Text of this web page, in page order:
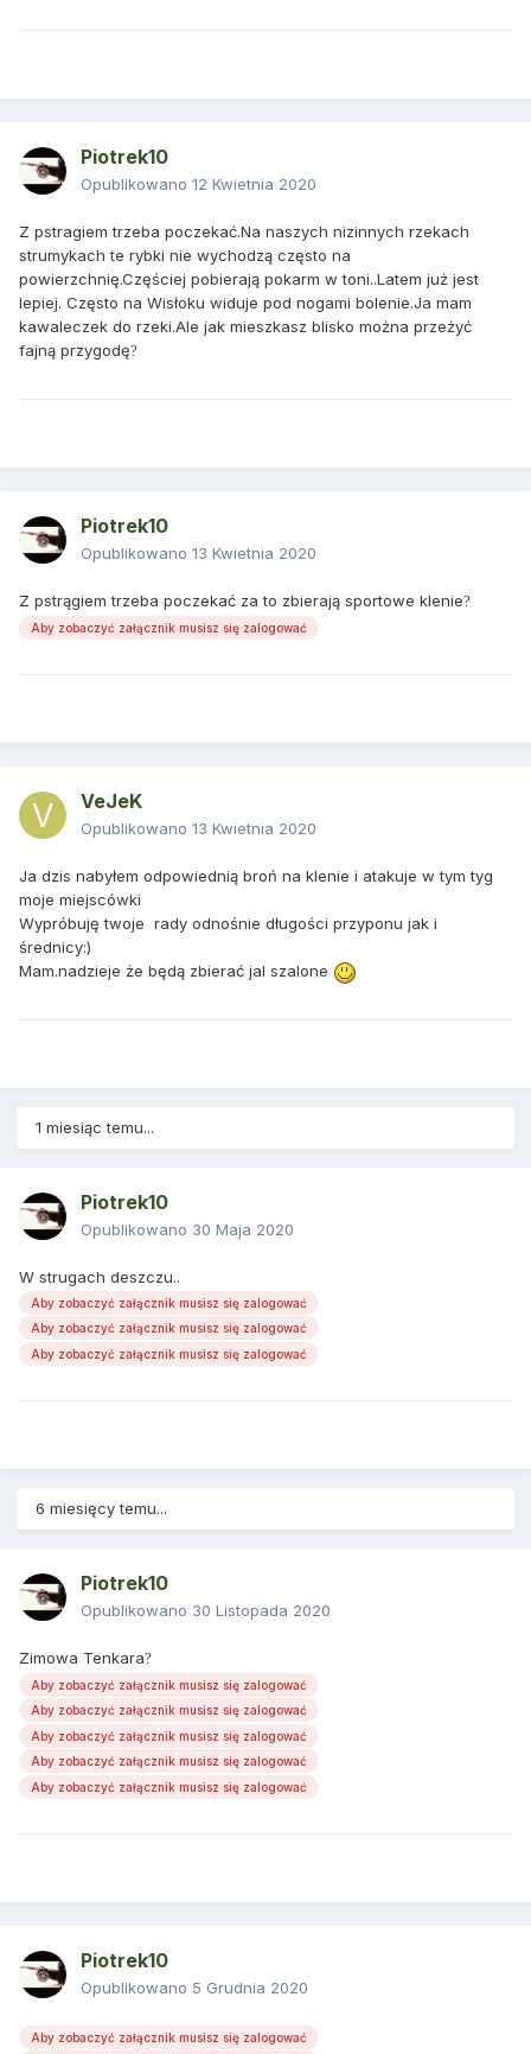
Piotrek10
Opublikowano 12 Kwietnia 2020
Z pstragiem trzeba poczekać.Na naszych nizinnych rzekach
strumykach te rybki nie wychodzą często na
powierzchnię.Częściej pobierają pokarm w toni..Latem już jest
lepiej. Często na Wisłoku widuje pod nogami bolenie.Ja mam
kawaleczek do rzeki.Ale jak mieszkasz blisko można przeżyć
fajną przygodę?
Piotrek10
Opublikowano 13 Kwietnia 2020
Z pstrągiem trzeba poczekać za to zbierają sportowe klenie?
Aby zobaczyć załącznik musisz się zalogować
VeJeK
Opublikowano 13 Kwietnia 2020
Ja dzis nabyłem odpowiednią broń na klenie i atakuje w tym tyg
moje miejscówki
Wypróbuję twoje rady odnośnie długości przyponu jak i
średnicy:)
Mam.nadzieje że będą zbierać jal szalone
1 miesiąc temu...
Piotrek10
Opublikowano 30 Maja 2020
W strugach deszczu..
Aby zobaczyć załącznik musisz się zalogować
Aby zobaczyć załącznik musisz się zalogować
Aby zobaczyć załącznik musisz się zalogować
6 miesięcy temu...
Piotrek10
Opublikowano 30 Listopada 2020
Zimowa Tenkara?
Aby zobaczyć załącznik musisz się zalogować
Aby zobaczyć załącznik musisz się zalogować
Aby zobaczyć załącznik musisz się zalogować
Aby zobaczyć załącznik musisz się zalogować
Aby zobaczyć załącznik musisz się zalogować
Piotrek10
Opublikowano 5 Grudnia 2020
Aby zobaczyć załącznik musisz się zalogować